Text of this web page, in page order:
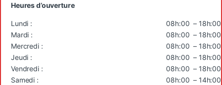
Heures d’ouverture
Lundi :
08h:00 – 18h:00
Mardi :
08h:00 – 18h:00
Mercredi :
08h:00 – 18h:00
Jeudi :
08h:00 – 18h:00
Vendredi :
08h:00 – 18h:00
Samedi :
08h:00 – 14h:00